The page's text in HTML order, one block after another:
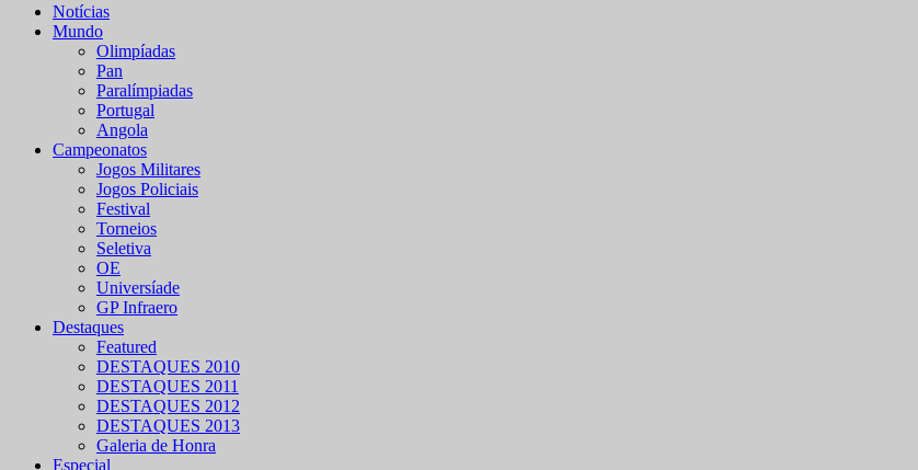
Notícias
Mundo
Olimpíadas
Pan
Paralímpiadas
Portugal
Angola
Campeonatos
Jogos Militares
Jogos Policiais
Festival
Torneios
Seletiva
OE
Universíade
GP Infraero
Destaques
Featured
DESTAQUES 2010
DESTAQUES 2011
DESTAQUES 2012
DESTAQUES 2013
Galeria de Honra
Especial